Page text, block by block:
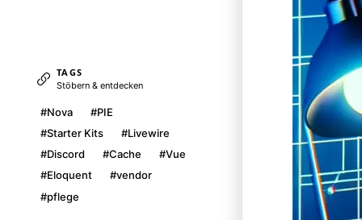
TAGS
Stöbern & entdecken
#Nova
#PIE
#Starter Kits
#Livewire
#Discord
#Cache
#Vue
#Eloquent
#vendor
#pflege